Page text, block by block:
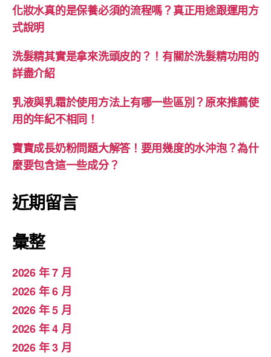
化妝水真的是保養必須的流程嗎？真正用途跟運用方
式說明
洗髮精其實是拿來洗頭皮的？！有關於洗髮精功用的
詳盡介紹
乳液與乳霜於使用方法上有哪一些區別？原來推薦使
用的年紀不相同！
寶寶成長奶粉問題大解答！要用幾度的水沖泡？為什
麼要包含這一些成分？
近期留言
彙整
2026 年 7 月
2026 年 6 月
2026 年 5 月
2026 年 4 月
2026 年 3 月